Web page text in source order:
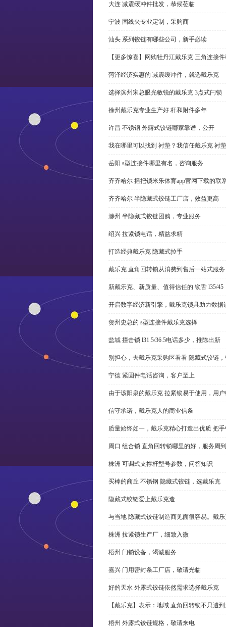
大连 减震缓冲件批发，恭候莅临
宁波 固线夹专业定制，采购商
汕头 系列铰链有哪些公司，新手必读
【更多惊喜】网购牡丹江戴乐克 三角连接
菏泽经济实惠的 减震缓冲件，就选戴乐克
选择滨州宋总眼光敏锐的戴乐克 3点式闩锁
徐州戴乐克专业生产好 杆和附件多年
许昌 不锈钢 外露式铰链哪家靠谱，公开
我在哪里可以找到 衬垫？我信任戴乐克 衬
岳阳 s型连接件哪里有名，咨询服务
齐齐哈尔 摇把锁米乐体育app官网下载的联
齐齐哈尔 半隐藏式铰链工厂店，效益更高
滁州 半隐藏式铰链团购，专业服务
绍兴 拉紧锁电话，精益求精
打造经典戴乐克 隐藏式拉手
戴乐克 直角回转锁从消费到售后一站式服务
新戴乐克、新质量、值得信任的 锁舌 l35/45
开启数字经济新引擎，戴乐克锁具助力数据
贺州史总的 s型连接件戴乐克选择
盐城 撞击锁 l31.5/36.5电话多少，推陈出新
别担心，去戴乐克采购区看看 隐藏式铰链
宁德 紧固件电话咨询，客户至上
由于该阳泉的戴乐克 拉紧锁易于使用，用
信守承诺，戴乐克人的商业信条
质量始终如一，戴乐克精心打造出优质 把
周口 组合锁 直角回转锁哪里的好，服务周到
株洲 可调式支撑杆型号参数，问答知识
买棒的商丘 不锈钢 隐藏式铰链，选戴乐克
隐藏式铰链爱上戴乐克造
与当地 隐藏式铰链制造商见面很容易。戴
株洲 拉紧锁生产厂，细致入微
梧州 闩锁设备，竭诚服务
嘉兴 门用密封条工厂店，敬请光临
好的天水 外露式铰链依然需求选择戴乐克
【戴乐克】表示：地域 直角回转锁不只遭
梧州 外露式铰链规格，敬请来电